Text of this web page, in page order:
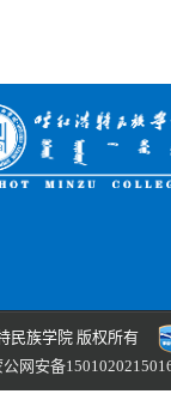
民族学院 版权所有
公网安备